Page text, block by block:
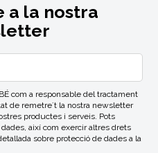
a la nostra
com a responsable del tractament
de remetre´t la nostra newsletter
productes i serveis. Pots
així com exercir altres drets
sobre protecció de dades a la